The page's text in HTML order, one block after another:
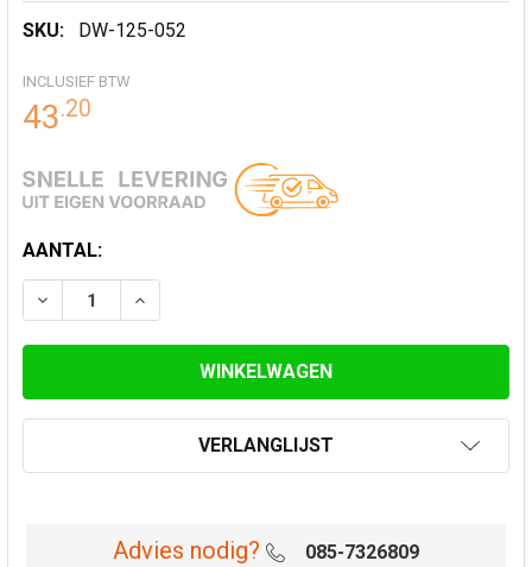
SKU: DW-125-052
INCLUSIEF BTW
43.20
HUIDIGE
VOORRAAD:
AANTAL:
VERLAAG AANTAL VAN ONDERAANSLUITSTUK EW
VERHOOG AANTAL VAN
VERLANGLIJST
Advies nodig? 085-7326809